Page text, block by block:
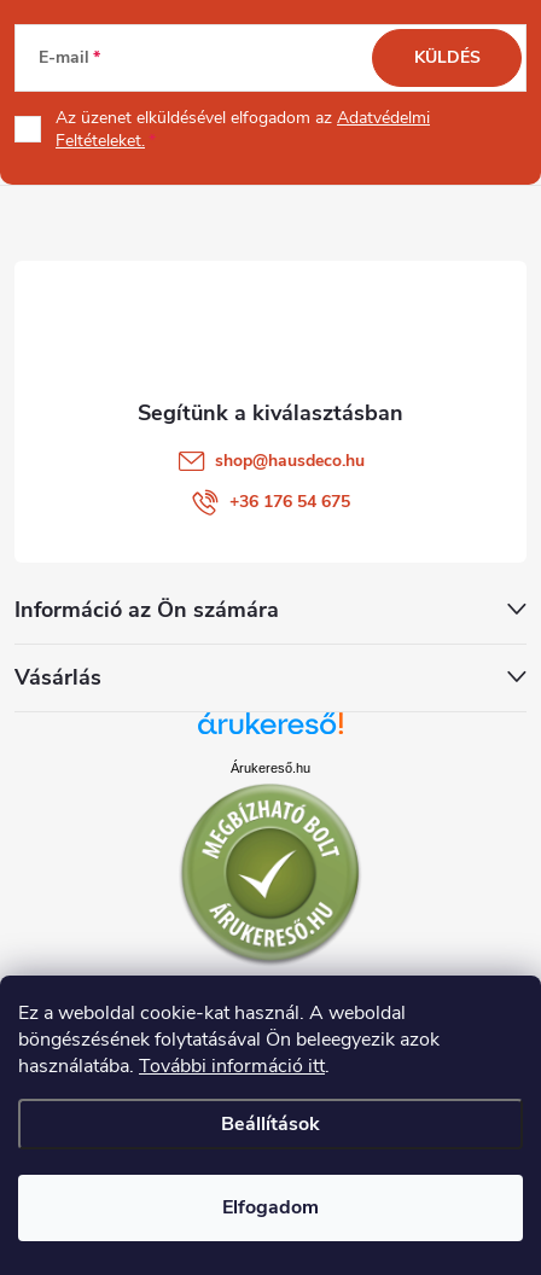
Ez a weboldal cookie-kat használ. A weboldal
böngészésének folytatásával Ön beleegyezik azok
használatába. További információ itt.
Beállítások
Elfogadom
L
á
b
E-mail
Az üzenet elküldésével elfogadom az Adatvédelmi
Feltételeket.
KÜLDÉS
Információ az Ön számára
Vásárlás
shop@hausdeco.hu
+36 176 54 675
Árukereső.hu
Shoptet készítette
Copyright 2026HAUSDECO.HU. Minden jog fenntartva.